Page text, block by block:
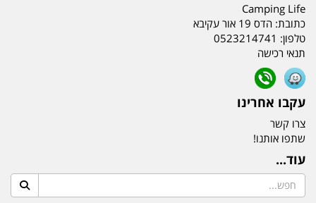
Camping Life
כתובת: הדס 19 אור עקיבא
טלפון: 0523214741
תנאי רכישה
עקבו אחרינו
צרו קשר
שתפו אותנו!
עוד...